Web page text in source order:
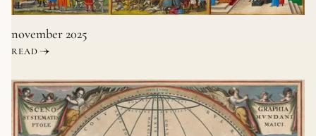
november 2025
READ